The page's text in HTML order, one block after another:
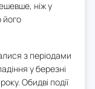
ніж у
його
з періодами
у березні
Обидві події